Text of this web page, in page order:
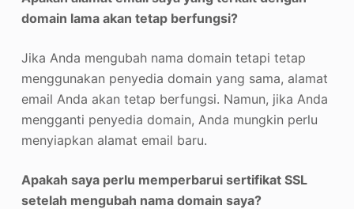
domain lama akan tetap berfungsi?
Jika Anda mengubah nama domain tetapi tetap
menggunakan penyedia domain yang sama, alamat
email Anda akan tetap berfungsi. Namun, jika Anda
mengganti penyedia domain, Anda mungkin perlu
menyiapkan alamat email baru.
Apakah saya perlu memperbarui sertifikat SSL
setelah mengubah nama domain saya?